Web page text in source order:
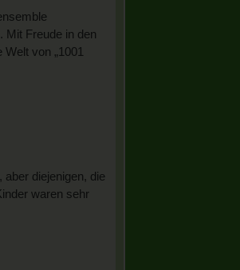
Mit Freude in den
von „1001
diejenigen, die
waren sehr